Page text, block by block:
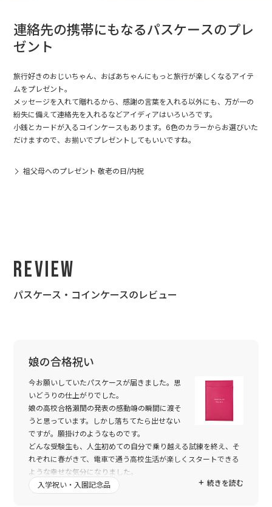
連絡先の携帯にもなるパスケースのプレ
ゼント
旅行好きのおじいちゃん、おばあちゃんにもっと旅行が楽しくなるアイテ
ムをプレゼント。
メッセージを入れて贈れるから、感謝の言葉を入れる以外にも、万が一の
紛失に備えて連絡先を入れるなどアイディアはいろいろです。
小銭とカードが入るコインケースもあります。6色のカラーからお選びいた
だけますので、お揃いでプレゼントしてもいいですね。
祖父母へのプレゼント 敬老の日/内祝
Review
パスケース・コインケースのレビュー
娘の合格祝い
今お願いしていたパスケースが届きました。思
いどうりの仕上がりでした。
娘の高校合格瀨誾の発表の感動竧の瞬間に渡そ
うと思っています。しかし落ちてたら出せない
ですが。願掛けのようなものです。
どんな受験生も、人生初めての自分で乗り越える試練を終え、そ
れぞれに春がきて、電車で通う高校生活が楽しくスタートできる
ような幸せな気分になりました。
"心を込めて作りました"も、涙が出そうでした。
続きを読む
入学祝い・入園記念品